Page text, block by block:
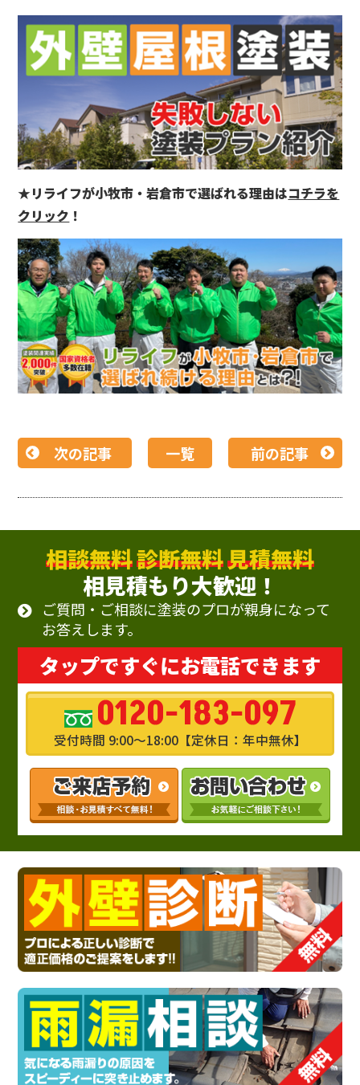
★リライフが小牧市・岩倉市で選ばれる理由はコチラを
クリック ！
次の記事 一覧 前の記事
相談無料診断無料見積無料
相見積もり大歓迎！
ご質問・ご相談に塗装のプロが親身になって
お答えします。
タップですぐにお電話できます
0120-183-097
受付時間 9:00～18:00【定休日：年中無休】